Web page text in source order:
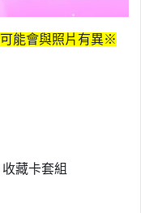
能會與照片有異※
藏卡套組